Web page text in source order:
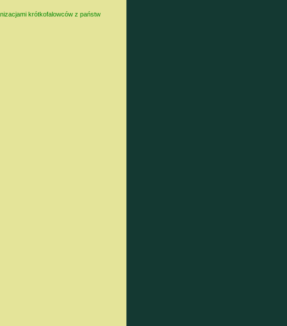
krótkofalowców z państw